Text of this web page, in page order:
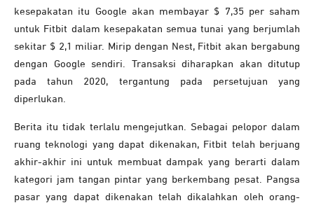
kesepakatan itu Google akan membayar $ 7,35 per saham
untuk Fitbit dalam kesepakatan semua tunai yang berjumlah
sekitar $ 2,1 miliar. Mirip dengan Nest, Fitbit akan bergabung
dengan Google sendiri. Transaksi diharapkan akan ditutup
pada tahun 2020, tergantung pada persetujuan yang
diperlukan.
Berita itu tidak terlalu mengejutkan. Sebagai pelopor dalam
ruang teknologi yang dapat dikenakan, Fitbit telah berjuang
akhir-akhir ini untuk membuat dampak yang berarti dalam
kategori jam tangan pintar yang berkembang pesat. Pangsa
pasar yang dapat dikenakan telah dikalahkan oleh orang-